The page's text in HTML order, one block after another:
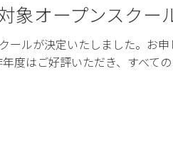
オープンスクー
ールが決定いたしました。お
度はご好評いただき、すべて